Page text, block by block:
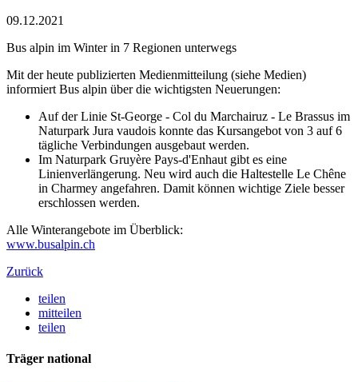
09.12.2021
Bus alpin im Winter in 7 Regionen unterwegs
Mit der heute publizierten Medienmitteilung (siehe Medien)
informiert Bus alpin über die wichtigsten Neuerungen:
Auf der Linie St-George - Col du Marchairuz - Le Brassus im
Naturpark Jura vaudois konnte das Kursangebot von 3 auf 6
tägliche Verbindungen ausgebaut werden.
Im Naturpark Gruyère Pays-d'Enhaut gibt es eine
Linienverlängerung. Neu wird auch die Haltestelle Le Chêne
in Charmey angefahren. Damit können wichtige Ziele besser
erschlossen werden.
Alle Winterangebote im Überblick:
www.busalpin.ch
Zurück
teilen
mitteilen
teilen
Träger national